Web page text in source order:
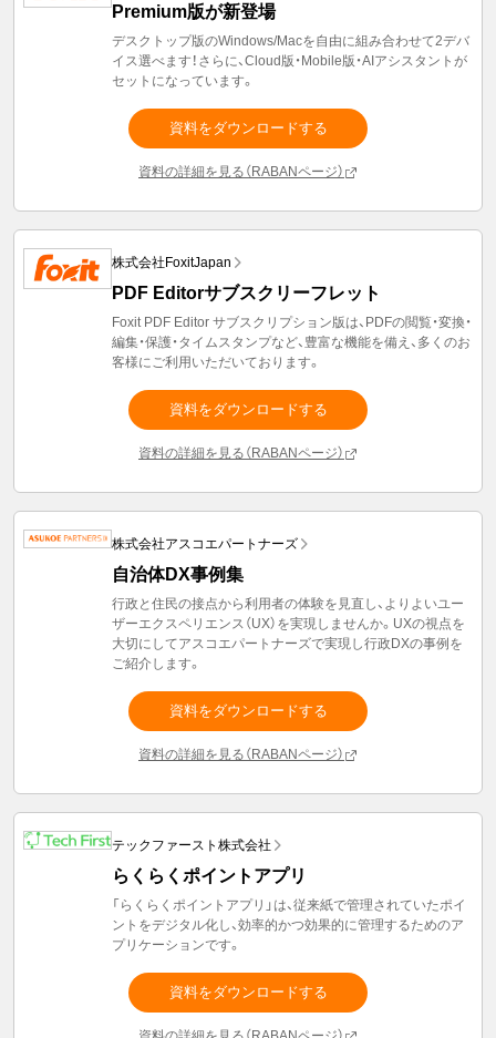
Premium版が新登場
デスクトップ版のWindows/Macを自由に組み合わせて2デバ
イス選べます！さらに、Cloud版・Mobile版・AIアシスタントが
セットになっています。
資料をダウンロードする
資料の詳細を見る（RABANページ）
株式会社FoxitJapan
PDF Editorサブスクリーフレット
Foxit PDF Editor サブスクリプション版は、PDFの閲覧・変換・
編集・保護・タイムスタンプなど、豊富な機能を備え、多くのお
客様にご利用いただいております。
資料をダウンロードする
資料の詳細を見る（RABANページ）
株式会社アスコエパートナーズ
自治体DX事例集
行政と住民の接点から利用者の体験を見直し、よりよいユー
ザーエクスペリエンス（UX）を実現しませんか。UXの視点を
大切にしてアスコエパートナーズで実現し行政DXの事例を
ご紹介します。
資料をダウンロードする
資料の詳細を見る（RABANページ）
テックファースト株式会社
らくらくポイントアプリ
「らくらくポイントアプリ」は、従来紙で管理されていたポイ
ントをデジタル化し、効率的かつ効果的に管理するためのア
プリケーションです。
資料をダウンロードする